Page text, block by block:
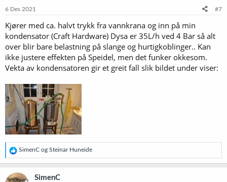
6 Des 2021 #7
Kjører med ca. halvt trykk fra vannkrana og inn på min
kondensator (Craft Hardware) Dysa er 35L/h ved 4 Bar så alt
over blir bare belastning på slange og hurtigkoblinger.. Kan
ikke justere effekten på Speidel, men det funker okkesom.
Vekta av kondensatoren gir et greit fall slik bildet under viser:
R
e
a
k
SimenC og Steinar Huneide
SimenC